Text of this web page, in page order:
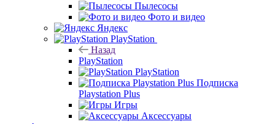
Пылесосы
Фото и видео
Яндекс
PlayStation
Назад
PlayStation
PlayStation
Подписка
Playstation Plus
Игры
Аксессуары